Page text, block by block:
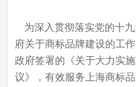
为深入贯彻落实党的十
府关于商标品牌建设的工
政府签署的《关于大力实
议》，有效服务上海商标